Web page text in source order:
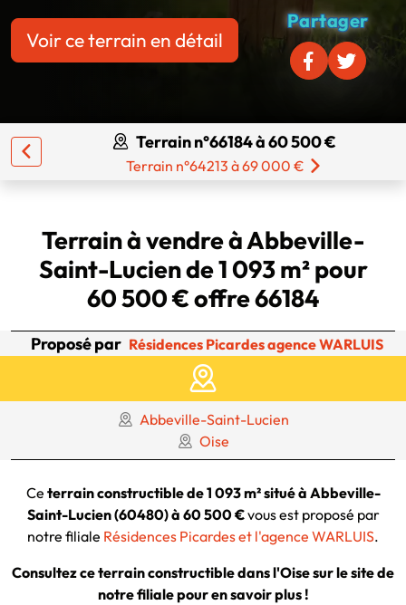
Voir ce terrain en détail
Partager
Terrain n°66184 à 60 500 €
Terrain n°64213 à 69 000 €
Terrain à vendre à Abbeville-
Saint-Lucien de 1 093 m² pour
60 500 € offre 66184
Proposé par Résidences Picardes agence WARLUIS
Abbeville-Saint-Lucien
Oise
Ce terrain constructible de 1 093 m² situé à Abbeville-
Saint-Lucien (60480) à 60 500 €vous est proposé par
notre filiale Résidences Picardes et l'agence WARLUIS.
Consultez ce terrain constructible dans l'Oise sur le site de
notre filiale pour en savoir plus !